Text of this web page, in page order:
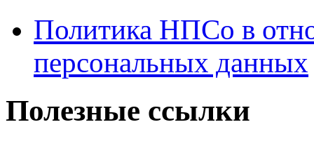
Политика НПСо в
персональных данных
Полезные ссылки